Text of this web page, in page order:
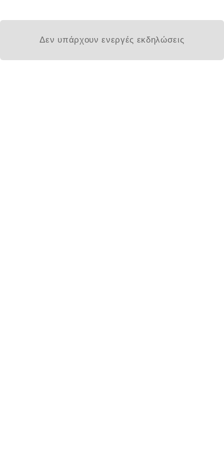
Δεν υπάρχουν ενεργές εκδηλώσεις